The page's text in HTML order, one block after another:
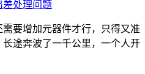
要增加元器件才行，只得又准
途奔波了一千公里，一个人开